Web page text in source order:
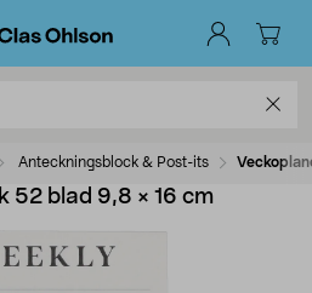
Anteckningsblock & Post-its
52 blad 9,8 × 16 cm